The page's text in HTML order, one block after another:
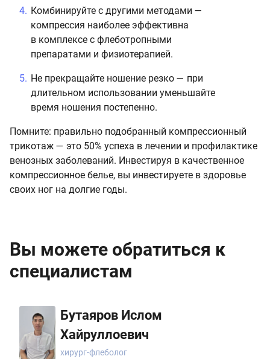
Комбинируйте с другими методами —
компрессия наиболее эффективна
в комплексе с флеботропными
препаратами и физиотерапией.
Не прекращайте ношение резко — при
длительном использовании уменьшайте
время ношения постепенно.
Помните: правильно подобранный компрессионный
трикотаж — это 50% успеха в лечении и профилактике
венозных заболеваний. Инвестируя в качественное
компрессионное белье, вы инвестируете в здоровье
своих ног на долгие годы.
Вы можете обратиться к
специалистам
Бутаяров Ислом
Хайруллоевич
хирург-флеболог